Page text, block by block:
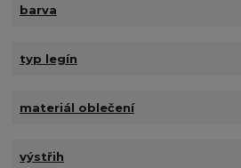
barva
typ legín
materiál oblečení
výstřih